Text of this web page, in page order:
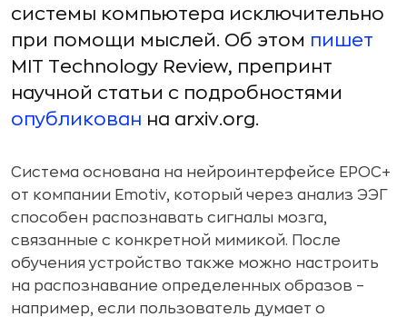
системы компьютера исключительно
при помощи мыслей. Об этом пишет
MIT Technology Review, препринт
научной статьи с подробностями
опубликован на arxiv.org.
Система основана на нейроинтерфейсе EPOC+
от компании Emotiv, который через анализ ЭЭГ
способен распознавать сигналы мозга,
связанные с конкретной мимикой. После
обучения устройство также можно настроить
на распознавание определенных образов –
например, если пользователь думает о